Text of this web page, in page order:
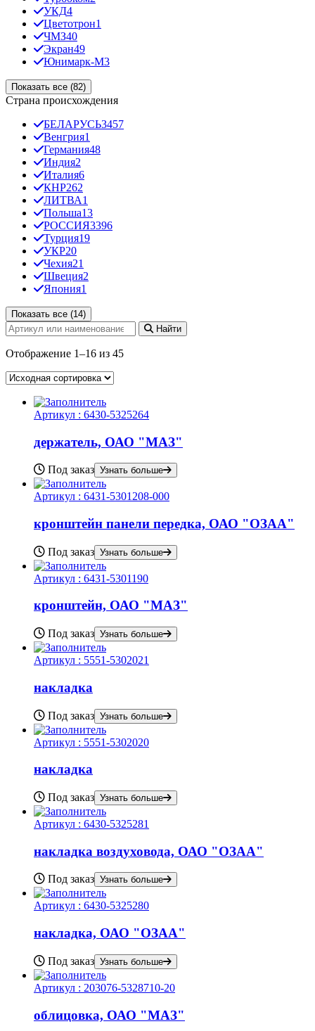
УКД4
Цветотрон1
ЧМЗ40
Экран49
Юнимарк-М3
Показать все (82)
Страна происхождения
БЕЛАРУСЬ3457
Венгрия1
Германия48
Индия2
Италия6
КНР262
ЛИТВА1
Польша13
РОССИЯ3396
Турция19
УКР20
Чехия21
Швеция2
Япония1
Показать все (14)
Найти
Отображение 1–16 из 45
Артикул : 6430-5325264
держатель, ОАО "МАЗ"
Под заказ Узнать больше
Артикул : 6431-5301208-000
кронштейн панели передка, ОАО "ОЗАА"
Под заказ Узнать больше
Артикул : 6431-5301190
кронштейн, ОАО "МАЗ"
Под заказ Узнать больше
Артикул : 5551-5302021
накладка
Под заказ Узнать больше
Артикул : 5551-5302020
накладка
Под заказ Узнать больше
Артикул : 6430-5325281
накладка воздуховода, ОАО "ОЗАА"
Под заказ Узнать больше
Артикул : 6430-5325280
накладка, ОАО "ОЗАА"
Под заказ Узнать больше
Артикул : 203076-5328710-20
облицовка, ОАО "МАЗ"